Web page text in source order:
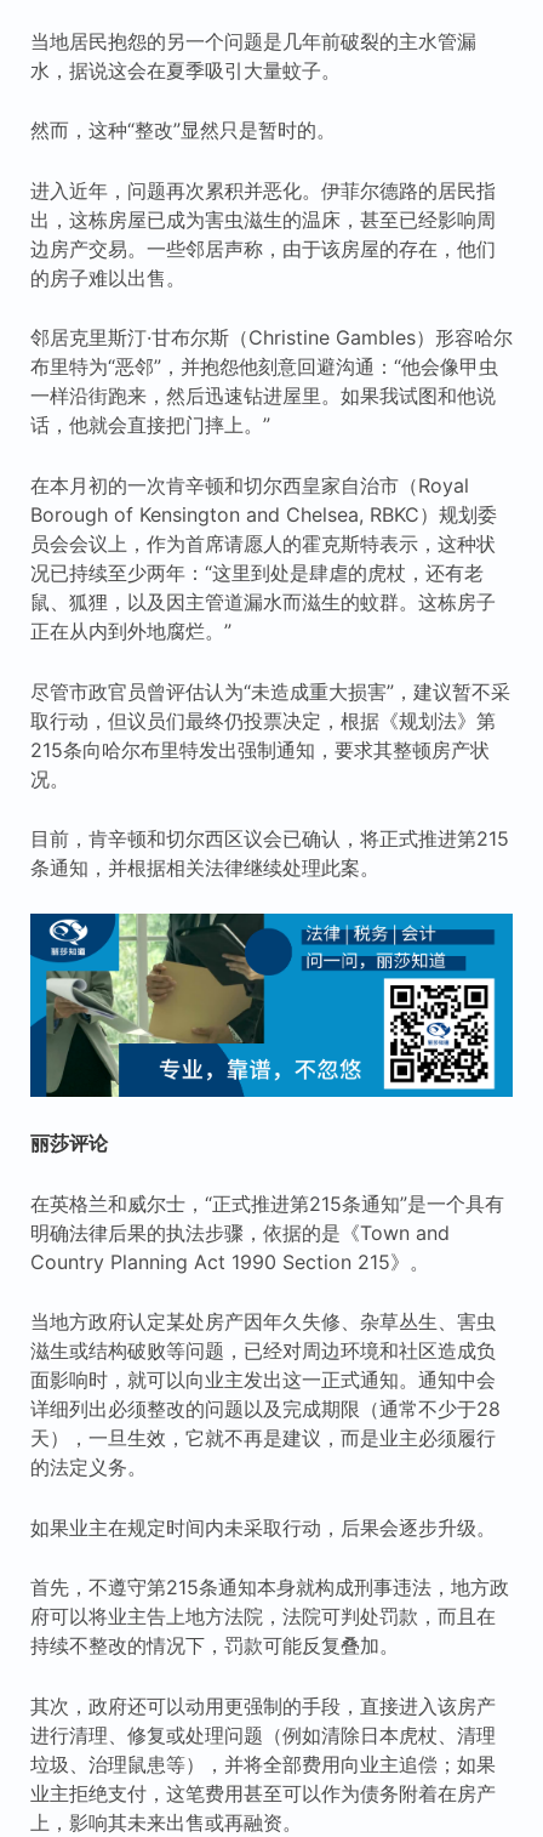
当地居民抱怨的另一个问题是几年前破裂的主水管漏
水，据说这会在夏季吸引大量蚊子。
然而，这种“整改”显然只是暂时的。
进入近年，问题再次累积并恶化。伊菲尔德路的居民指
出，这栋房屋已成为害虫滋生的温床，甚至已经影响周
边房产交易。一些邻居声称，由于该房屋的存在，他们
的房子难以出售。
邻居克里斯汀·甘布尔斯（Christine Gambles）形容哈尔
布里特为“恶邻”，并抱怨他刻意回避沟通：“他会像甲虫
一样沿街跑来，然后迅速钻进屋里。如果我试图和他说
话，他就会直接把门摔上。”
在本月初的一次肯辛顿和切尔西皇家自治市（Royal
Borough of Kensington and Chelsea, RBKC）规划委
员会会议上，作为首席请愿人的霍克斯特表示，这种状
况已持续至少两年：“这里到处是肆虐的虎杖，还有老
鼠、狐狸，以及因主管道漏水而滋生的蚊群。这栋房子
正在从内到外地腐烂。”
尽管市政官员曾评估认为“未造成重大损害”，建议暂不采
取行动，但议员们最终仍投票决定，根据《规划法》第
215条向哈尔布里特发出强制通知，要求其整顿房产状
况。
目前，肯辛顿和切尔西区议会已确认，将正式推进第215
条通知，并根据相关法律继续处理此案。
丽莎评论
在英格兰和威尔士，“正式推进第215条通知”是一个具有
明确法律后果的执法步骤，依据的是《Town and
Country Planning Act 1990 Section 215》。
当地方政府认定某处房产因年久失修、杂草丛生、害虫
滋生或结构破败等问题，已经对周边环境和社区造成负
面影响时，就可以向业主发出这一正式通知。通知中会
详细列出必须整改的问题以及完成期限（通常不少于28
天），一旦生效，它就不再是建议，而是业主必须履行
的法定义务。
如果业主在规定时间内未采取行动，后果会逐步升级。
首先，不遵守第215条通知本身就构成刑事违法，地方政
府可以将业主告上地方法院，法院可判处罚款，而且在
持续不整改的情况下，罚款可能反复叠加。
其次，政府还可以动用更强制的手段，直接进入该房产
进行清理、修复或处理问题（例如清除日本虎杖、清理
垃圾、治理鼠患等），并将全部费用向业主追偿；如果
业主拒绝支付，这笔费用甚至可以作为债务附着在房产
上，影响其未来出售或再融资。